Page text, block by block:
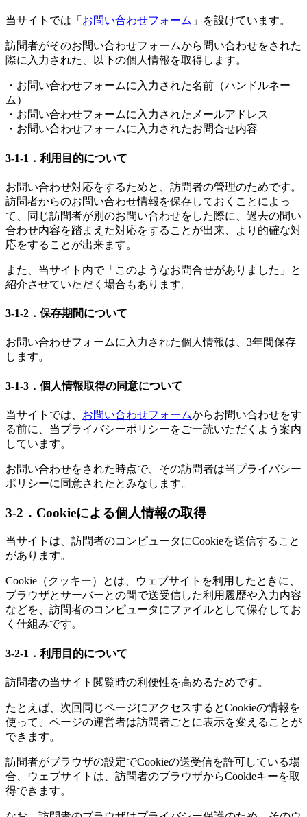
当サイトでは「 お問い合わせフォーム 」を設けています。
訪問者がそのお問い合わせフォームから問い合わせをされた
際に入力された、以下の個人情報を取得します。
・お問い合わせフォームに入力された名前（ハンドルネー
ム）
・お問い合わせフォームに入力されたメールアドレス
・お問い合わせフォームに入力されたお問合せ内容
3-1-1．利用目的について
お問い合わせ対応をするためと、訪問者の管理のためです。
訪問者からのお問い合わせ情報を保存しておくことによっ
て、同じ訪問者が別のお問い合わせをした際に、過去の問い
合わせ内容を踏まえた対応をすることが出来、より的確な対
応をすることが出来ます。
また、当サイト内で「このようなお問合せがありました」と
紹介させていただく場合もあります。
3-1-2．保存期間について
お問い合わせフォームに入力された個人情報は、3年間保存
します。
3-1-3．個人情報取得の同意について
当サイトでは、 お問い合わせフォームからお問い合わせをす
る前に、当プライバシーポリシーをご一読いただくよう案内
しています。
お問い合わせをされた時点で、その訪問者は当プライバシー
ポリシーに同意されたとみなします。
3-2．Cookieによる個人情報の取得
当サイトは、訪問者のコンピュータにCookieを送信すること
があります。
Cookie（クッキー）とは、ウェブサイトを利用したときに、
ブラウザとサーバーとの間で送受信した利用履歴や入力内容
などを、訪問者のコンピュータにファイルとして保存してお
く仕組みです。
3-2-1．利用目的について
訪問者の当サイト閲覧時の利便性を高めるためです。
たとえば、次回同じページにアクセスするとCookieの情報を
使って、ページの運営者は訪問者ごとに表示を変えることが
できます。
訪問者がブラウザの設定でCookieの送受信を許可している場
合、ウェブサイトは、訪問者のブラウザからCookieキーを取
得できます。